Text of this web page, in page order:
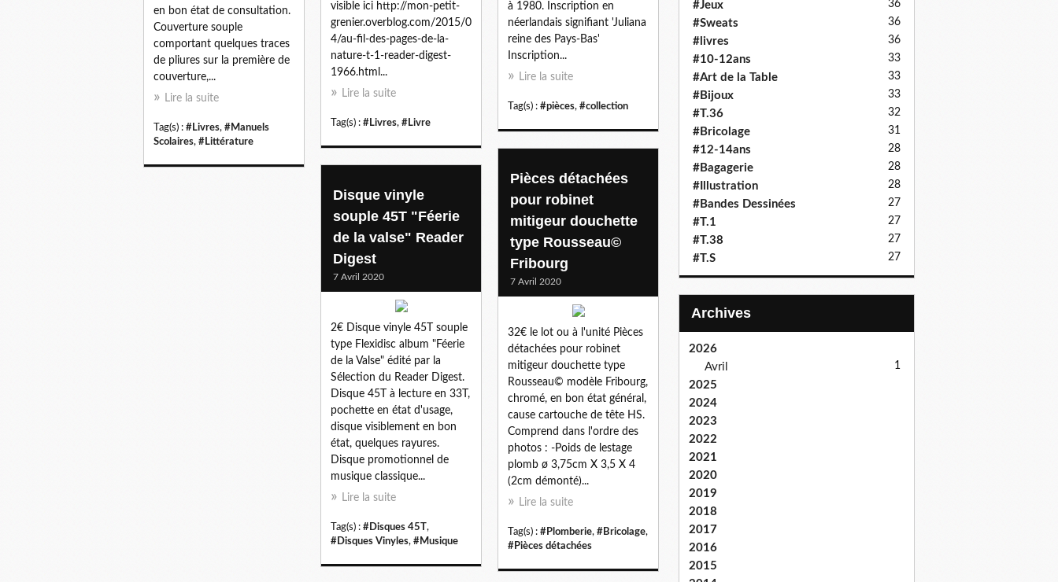
en bon état de consultation.
Couverture souple
comportant quelques traces
de pliures sur la première de
couverture,...
Lire la suite
Tag(s) : #Livres, #Manuels
Scolaires, #Littérature
visible ici http://mon-petit-
grenier.overblog.com/2015/0
4/au-fil-des-pages-de-la-
nature-t-1-reader-digest-
1966.html...
Lire la suite
Tag(s) : #Livres, #Livre
à 1980. Inscription en
néerlandais signifiant 'Juliana
reine des Pays-Bas'
Inscription...
Lire la suite
Tag(s) : #pièces, #collection
Pièces détachées
pour robinet
mitigeur douchette
type Rousseau©
Fribourg
7 Avril 2020
32€ le lot ou à l'unité Pièces
détachées pour robinet
mitigeur douchette type
Rousseau© modèle Fribourg,
chromé, en bon état général,
cause cartouche de tête HS.
Comprend dans l'ordre des
photos : -Poids de lestage
plomb ø 3,75cm X 3,5 X 4
(2cm démonté)...
Lire la suite
Tag(s) : #Plomberie, #Bricolage,
#Pièces détachées
Disque vinyle
souple 45T "Féerie
de la valse" Reader
Digest
7 Avril 2020
2€ Disque vinyle 45T souple
type Flexidisc album "Féerie
de la Valse" édité par la
Sélection du Reader Digest.
Disque 45T à lecture en 33T,
pochette en état d'usage,
disque visiblement en bon
état, quelques rayures.
Disque promotionnel de
musique classique...
Lire la suite
Tag(s) : #Disques 45T,
#Disques Vinyles, #Musique
#Jeux 36
#Sweats 36
#livres 36
#10-12ans 33
#Art de la Table 33
#Bijoux 33
#T.36 32
#Bricolage 31
#12-14ans 28
#Bagagerie 28
#Illustration 28
#Bandes Dessinées 27
#T.1 27
#T.38 27
#T.S 27
Archives
2026
Avril
1
2025
2024
2023
2022
2021
2020
2019
2018
2017
2016
2015